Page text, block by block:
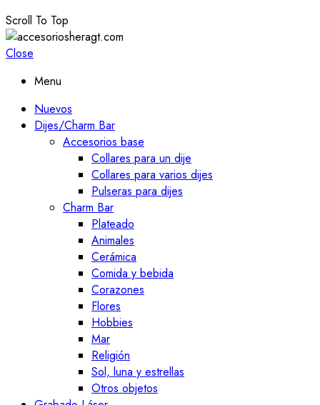
Scroll To Top
Close
Menu
Nuevos
Dijes/Charm Bar
Accesorios base
Collares para un dije
Collares para varios dijes
Pulseras para dijes
Charm Bar
Plateado
Animales
Cerámica
Comida y bebida
Corazones
Flores
Hobbies
Mar
Religión
Sol, luna y estrellas
Otros objetos